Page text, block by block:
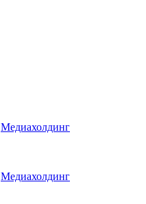
Медиахолдинг
Медиахолдинг